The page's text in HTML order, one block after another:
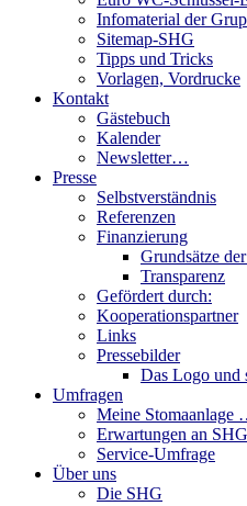
Infomaterial der
Sitemap-SHG
Tipps und Tricks
Vorlagen, Vordrucke
Kontakt
Gästebuch
Kalender
Newsletter…
Presse
Selbstverständnis
Referenzen
Finanzierung
Grundsätze
Transparenz
Gefördert durch:
Kooperationspartner
Links
Pressebilder
Das Logo und
Umfragen
Meine Stomaanlage
Erwartungen an
Service-Umfrage
Über uns
Die SHG